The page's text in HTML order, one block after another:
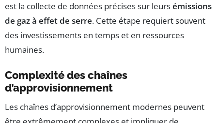
est la collecte de données précises sur leursémissions
de gaz à effet de serre. Cette étape requiert souvent
des investissements en temps et en ressources
humaines.
Complexité des chaînes
d’approvisionnement
Les chaînes d’approvisionnement modernes peuvent